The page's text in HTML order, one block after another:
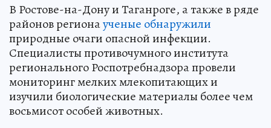
В Ростове-на-Дону и Таганроге, а также в ряде
районов регионаученые обнаружили
природные очаги опасной инфекции.
Специалисты противочумного института
регионального Роспотребнадзора провели
мониторинг мелких млекопитающих и
изучили биологические материалы более чем
восьмисот особей животных.